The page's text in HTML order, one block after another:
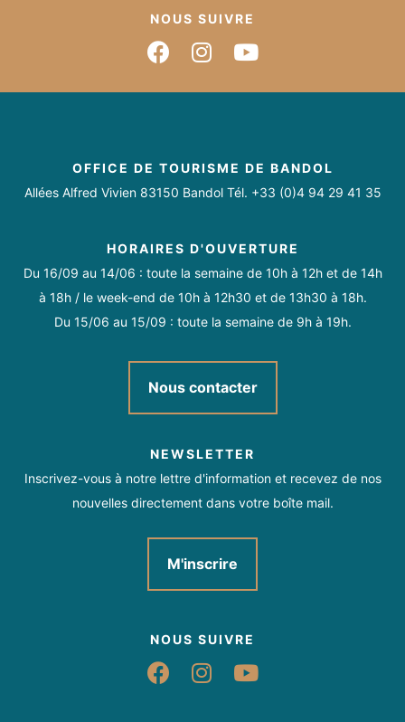
NOUS SUIVRE
Suivez-nous sur
Suivez-nous sur
Suivez-nous
OFFICE DE TOURISME DE BANDOL
Allées Alfred Vivien 83150 Bandol Tél. +33 (0)4 94 29 41 35
HORAIRES D'OUVERTURE
Du 16/09 au 14/06 : toute la semaine de 10h à 12h et de 14h
à 18h / le week-end de 10h à 12h30 et de 13h30 à 18h.
Du 15/06 au 15/09 : toute la semaine de 9h à 19h.
Nous contacter
NEWSLETTER
Inscrivez-vous à notre lettre d'information et recevez de nos
nouvelles directement dans votre boîte mail.
M'inscrire
NOUS SUIVRE
Suivez-nous sur
Suivez-nous sur
Suivez-nous